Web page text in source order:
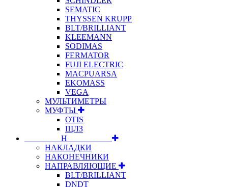
SEMATIC
THYSSEN KRUPP
BLT/BRILLIANT
KLEEMANN
SODIMAS
FERMATOR
FUJI ELECTRIC
MACPUARSA
EKOMASS
VEGA
МУЛЬТИМЕТРЫ
МУФТЫ
OTIS
ЩЛЗ
⠀⠀⠀⠀⠀⠀Н⠀⠀⠀⠀⠀⠀⠀
НАКЛАДКИ
НАКОНЕЧНИКИ
НАПРАВЛЯЮЩИЕ
BLT/BRILLIANT
DNDT